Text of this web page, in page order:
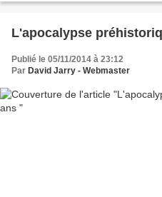
L'apocalypse
Publié le 05/11/2014 à 23:12
Par David Jarry - Webmaster